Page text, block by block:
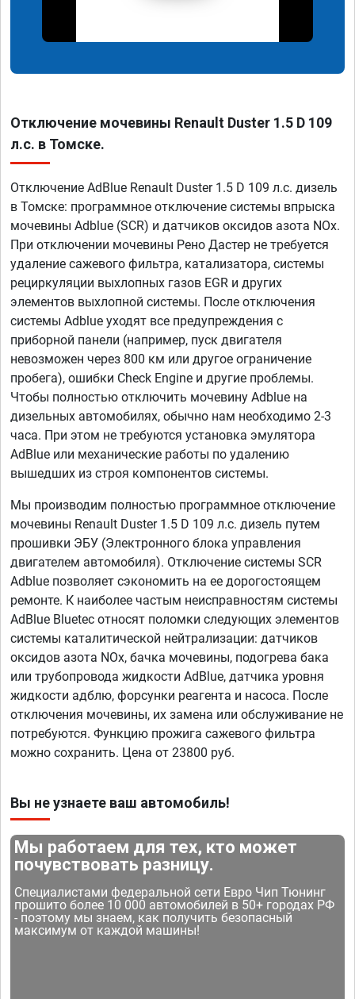
Отключение мочевины Renault Duster 1.5 D 109
л.с. в Томске.
Отключение AdBlue Renault Duster 1.5 D 109 л.с. дизель
в Томске: программное отключение системы впрыска
мочевины Adblue (SCR) и датчиков оксидов азота NOx.
При отключении мочевины Рено Дастер не требуется
удаление сажевого фильтра, катализатора, системы
рециркуляции выхлопных газов EGR и других
элементов выхлопной системы. После отключения
системы Adblue уходят все предупреждения с
приборной панели (например, пуск двигателя
невозможен через 800 км или другое ограничение
пробега), ошибки Check Engine и другие проблемы.
Чтобы полностью отключить мочевину Adblue на
дизельных автомобилях, обычно нам необходимо 2-3
часа. При этом не требуются установка эмулятора
AdBlue или механические работы по удалению
вышедших из строя компонентов системы.
Мы производим полностью программное отключение
мочевины Renault Duster 1.5 D 109 л.с. дизель путем
прошивки ЭБУ (Электронного блока управления
двигателем автомобиля). Отключение системы SCR
Adblue позволяет сэкономить на ее дорогостоящем
ремонте. К наиболее частым неисправностям системы
AdBlue Bluetec относят поломки следующих элементов
системы каталитической нейтрализации: датчиков
оксидов азота NOx, бачка мочевины, подогрева бака
или трубопровода жидкости AdBlue, датчика уровня
жидкости адблю, форсунки реагента и насоса. После
отключения мочевины, их замена или обслуживание не
потребуются. Функцию прожига сажевого фильтра
можно сохранить. Цена от 23800 руб.
Вы не узнаете ваш автомобиль!
Мы работаем для тех, кто может
почувствовать разницу.
Специалистами федеральной сети Евро Чип Тюнинг
прошито более 10 000 автомобилей в 50+ городах РФ
- поэтому мы знаем, как получить безопасный
максимум от каждой машины!